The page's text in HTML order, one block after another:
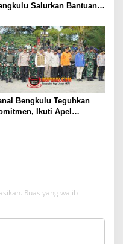
Salurkan Bantuan
Bengkulu Teguhkan
Ikuti Apel
Ruas yang wajib